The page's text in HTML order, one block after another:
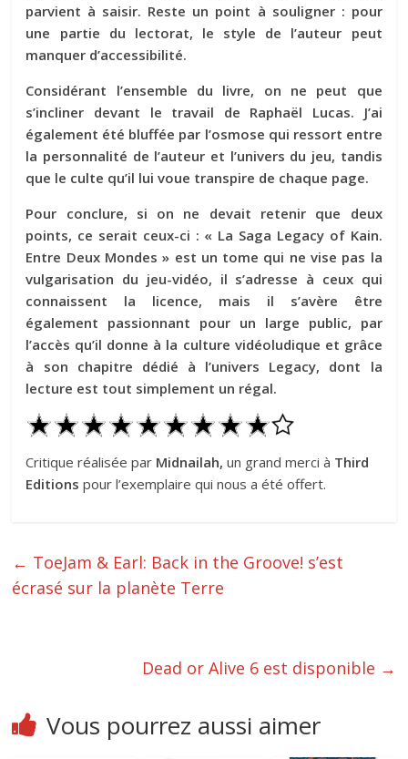
parvient à saisir. Reste un point à souligner : pour
une partie du lectorat, le style de l’auteur peut
manquer d’accessibilité.
Considérant l’ensemble du livre, on ne peut que
s’incliner devant le travail de Raphaël Lucas. J’ai
également été bluffée par l’osmose qui ressort entre
la personnalité de l’auteur et l’univers du jeu, tandis
que le culte qu’il lui voue transpire de chaque page.
Pour conclure, si on ne devait retenir que deux
points, ce serait ceux-ci : « La Saga Legacy of Kain.
Entre Deux Mondes » est un tome qui ne vise pas la
vulgarisation du jeu-vidéo, il s’adresse à ceux qui
connaissent la licence, mais il s’avère être
également passionnant pour un large public, par
l’accès qu’il donne à la culture vidéoludique et grâce
à son chapitre dédié à l’univers Legacy, dont la
lecture est tout simplement un régal.
Critique réalisée par Midnailah,un grand merci à Third
Editionspour l’exemplaire qui nous a été offert.
← ToeJam & Earl: Back in the Groove! s’est
écrasé sur la planète Terre
Dead or Alive 6 est disponible →
Vous pourrez aussi aimer